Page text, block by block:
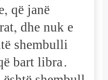
që janë
dhe nuk e
shembulli
bart libra.